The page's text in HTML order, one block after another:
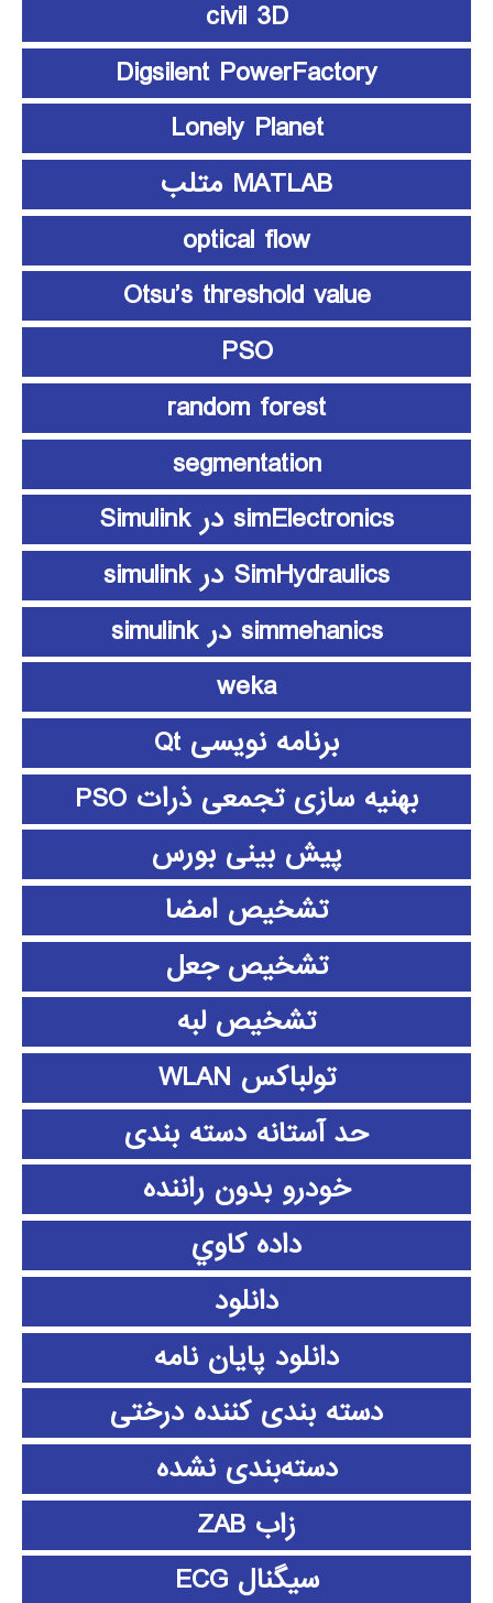
civil 3D
Digsilent PowerFactory
Lonely Planet
MATLAB متلب
optical flow
Otsu’s threshold value
PSO
random forest
segmentation
simElectronics در Simulink
SimHydraulics در simulink
simmehanics در simulink
weka
برنامه نویسی Qt
بهنیه سازی تجمعی ذرات PSO
پیش بینی بورس
تشخیص امضا
تشخیص جعل
تشخیص لبه
تولباکس WLAN
حد آستانه دسته بندی
خودرو بدون راننده
داده كاوي
دانلود
دانلود پايان نامه
دسته بندی کننده درختی
دسته‌بندی نشده
زاب ZAB
سیگنال ECG